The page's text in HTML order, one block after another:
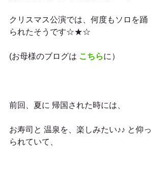
クリスマス公演では、何度もソロを踊
られたそうです☆★☆
(お母様のブログは こちらに）
前回、夏に 帰国された時には、
お寿司と 温泉を、楽しみたい♪♪ と仰っ
られていて、